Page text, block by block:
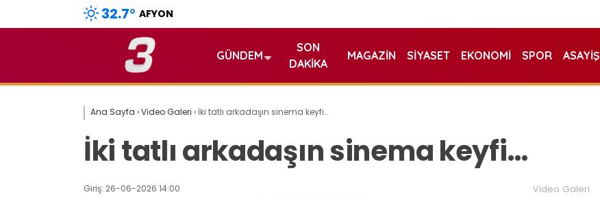
32.7° AFYON
GÜNDEM
SON
DAKIKA
MAGAZIN SIYASET EKONOMI SPOR ASAYIŞ
Ana Sayfa ›Video Galeri › İki tatlı arkadaşın sinema keyfi…
İki tatlı arkadaşın sinema keyfi…
Giriş: 26-06-2026 14:00 Video Galeri